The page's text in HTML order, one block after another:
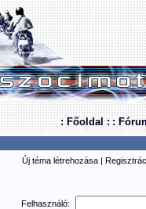
: Főoldal : :
Új téma létrehozása |
Felhasználó: